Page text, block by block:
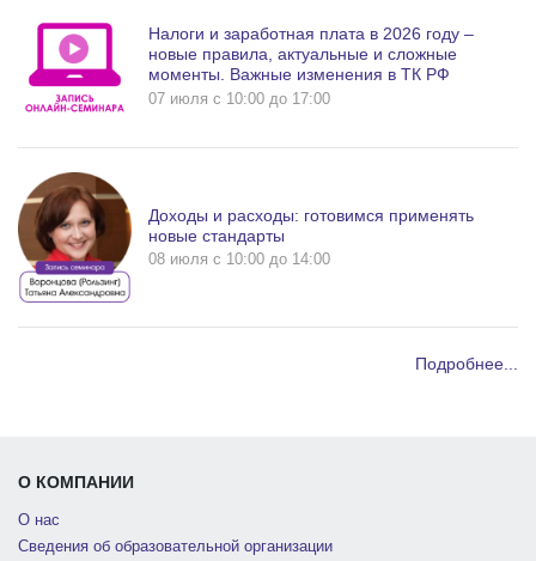
Налоги и заработная плата в 2026 году –
новые правила, актуальные и сложные
моменты. Важные изменения в ТК РФ
07 июля c 10:00 до 17:00
Доходы и расходы: готовимся применять
новые стандарты
08 июля c 10:00 до 14:00
Подробнее...
О КОМПАНИИ
О нас
Сведения об образовательной организации